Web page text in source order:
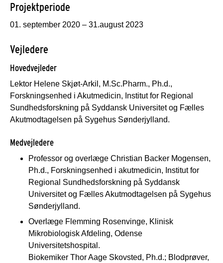
Projektperiode
01. september 2020 – 31.august 2023
Vejledere
Hovedvejleder
Lektor Helene Skjøt-Arkil, M.Sc.Pharm., Ph.d.,
Forskningsenhed i Akutmedicin, Institut for Regional
Sundhedsforskning på Syddansk Universitet og Fælles
Akutmodtagelsen på Sygehus Sønderjylland.
Medvejledere
Professor og overlæge Christian Backer Mogensen,
Ph.d., Forskningsenhed i akutmedicin, Institut for
Regional Sundhedsforskning på Syddansk
Universitet og Fælles Akutmodtagelsen på Sygehus
Sønderjylland.
Overlæge Flemming Rosenvinge, Klinisk
Mikrobiologisk Afdeling, Odense
Universitetshospital.
Biokemiker Thor Aage Skovsted, Ph.d.; Blodprøver,